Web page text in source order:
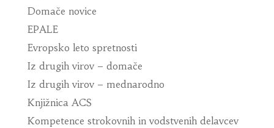
Domače novice
EPALE
Evropsko leto spretnosti
Iz drugih virov – domače
Iz drugih virov – mednarodno
Knjižnica ACS
Kompetence strokovnih in vodstvenih delavcev